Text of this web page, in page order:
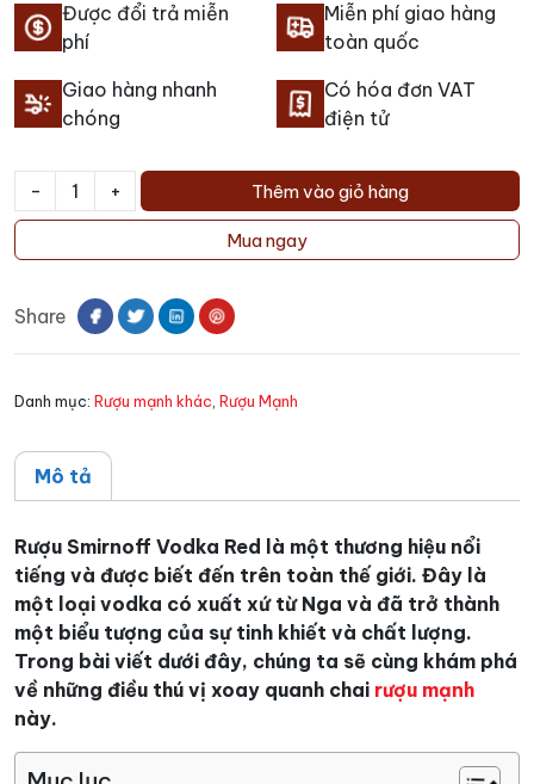
Được đổi trả miễn
phí
Miễn phí giao hàng
toàn quốc
Giao hàng nhanh
chóng
Có hóa đơn VAT
điện tử
-
Rượu
Vodka
700
lượng
+ Thêm vào giỏ hàng
Mua ngay
Share
Danh mục: Rượu mạnh khác, Rượu Mạnh
Mô tả
Rượu Smirnoff Vodka Red là một thương hiệu nổi
tiếng và được biết đến trên toàn thế giới. Đây là
một loại vodka có xuất xứ từ Nga và đã trở thành
một biểu tượng của sự tinh khiết và chất lượng.
Trong bài viết dưới đây, chúng ta sẽ cùng khám phá
về những điều thú vị xoay quanh chai rượu mạnh
này.